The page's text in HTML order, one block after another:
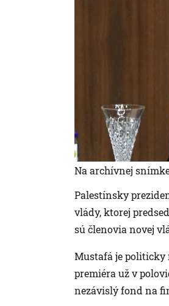
Na archívnej
Palestínsky
vlády, ktorej
sú členovia novej
Mustafá je politicky
premiéra už v
nezávislý fond na